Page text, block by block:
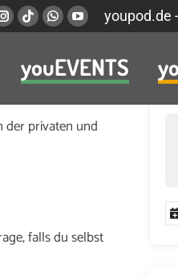
Instagram
opens
new
window
Viber
opens
in
new
window
Whatsapp
opens
in
new
window
YouTube
opens
in
new
window
youpod.de
youEVENTS
aus Pariser Flair
der privaten und
falls du selbst